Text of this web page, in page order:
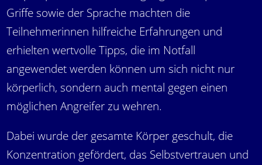
Griffe sowie der Sprache machten die
Teilnehmerinnen hilfreiche Erfahrungen und
erhielten wertvolle Tipps, die im Notfall
angewendet werden können um sich nicht nur
körperlich, sondern auch mental gegen einen
möglichen Angreifer zu wehren.
Dabei wurde der gesamte Körper geschult, die
Konzentration gefördert, das Selbstvertrauen und